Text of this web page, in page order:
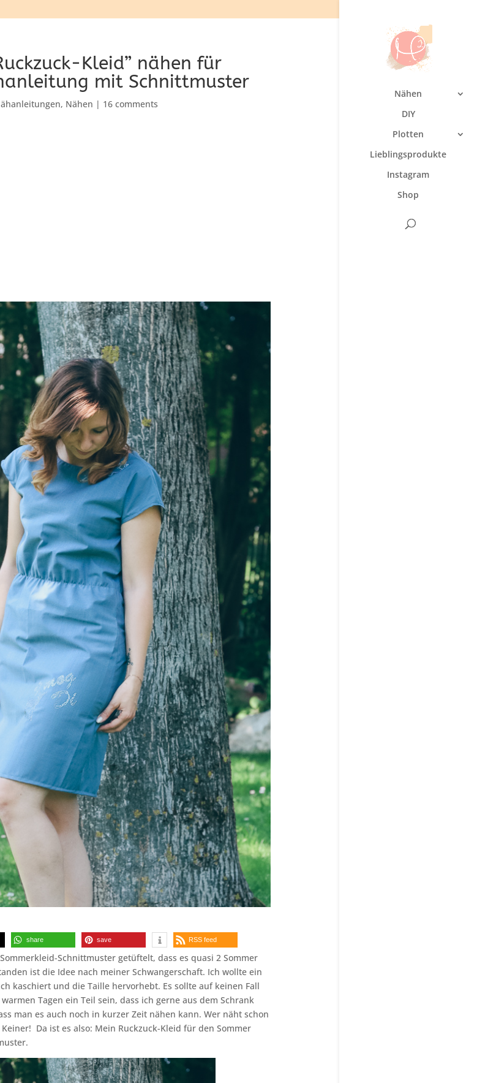
Nähen
DIY
Plotten
Lieblingsprodukte
Instagram
Shop
Kleid” nähen für
mit Schnittmuster
, Nähen | 16 comments
share save RSS feed
Schnittmuster getüftelt, dass es quasi 2 Sommer
ist die Idee nach meiner Schwangerschaft. Ich wollte ein
kaschiert und die Taille hervorhebt. Es sollte auf keinen Fall
Tagen ein Teil sein, dass ich gerne aus dem Schrank
man es auch noch in kurzer Zeit nähen kann. Wer näht schon
Da ist es also: Mein Ruckzuck-Kleid für den Sommer